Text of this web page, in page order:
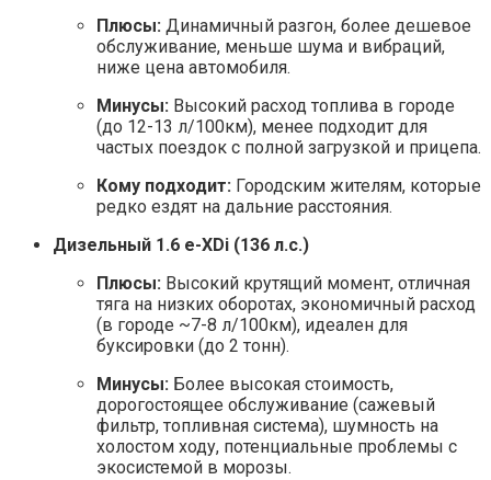
Плюсы: Динамичный разгон, более дешевое
обслуживание, меньше шума и вибраций,
ниже цена автомобиля.
Минусы: Высокий расход топлива в городе
(до 12-13 л/100км), менее подходит для
частых поездок с полной загрузкой и прицепа.
Кому подходит: Городским жителям, которые
редко ездят на дальние расстояния.
Дизельный 1.6 e-XDi (136 л.с.)
Плюсы: Высокий крутящий момент, отличная
тяга на низких оборотах, экономичный расход
(в городе ~7-8 л/100км), идеален для
буксировки (до 2 тонн).
Минусы: Более высокая стоимость,
дорогостоящее обслуживание (сажевый
фильтр, топливная система), шумность на
холостом ходу, потенциальные проблемы с
экосистемой в морозы.